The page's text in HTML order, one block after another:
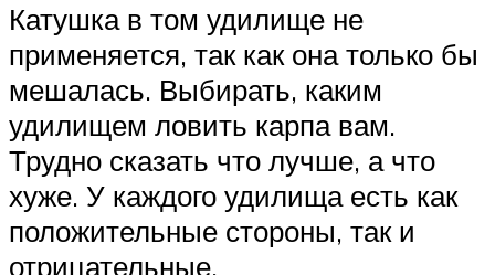
Катушка в том удилище не
применяется, так как она только бы
мешалась. Выбирать, каким
удилищем ловить карпа вам.
Трудно сказать что лучше, а что
хуже. У каждого удилища есть как
положительные стороны, так и
отрицательные.